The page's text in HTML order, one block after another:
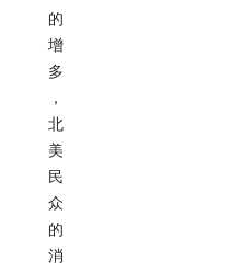
的
增
多
，
北
美
民
众
的
消